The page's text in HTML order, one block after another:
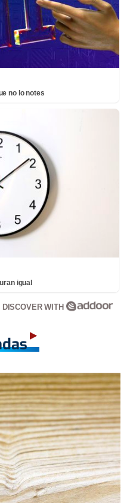
no lo notes
igual
DISCOVER WITH